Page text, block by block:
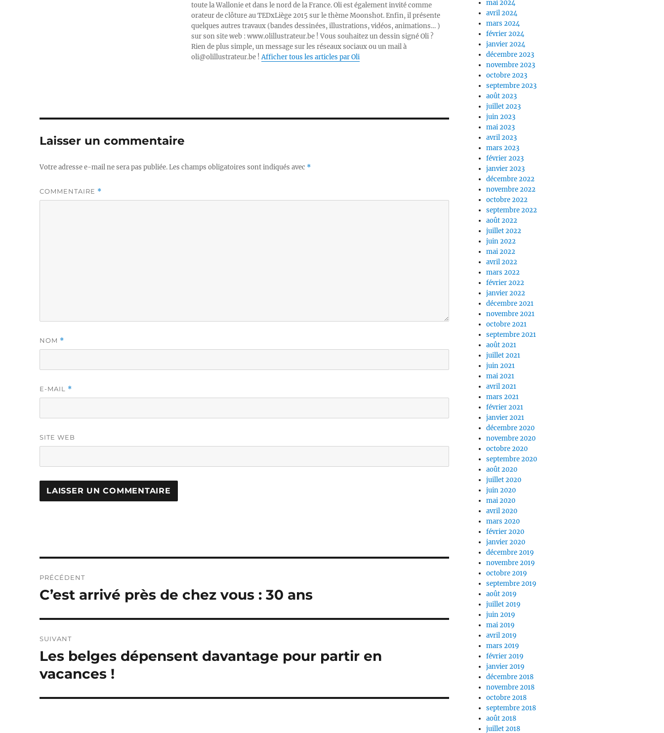
toute la Wallonie et dans le nord de la France. Oli est également invité comme
orateur de clôture au TEDxLiège 2015 sur le thème Moonshot. Enfin, il présente
quelques autres travaux (bandes dessinées, illustrations, vidéos, animations… )
sur son site web : www.olillustrateur.be ! Vous souhaitez un dessin signé Oli ?
Rien de plus simple, un message sur les réseaux sociaux ou un mail à
oli@olillustrateur.be !Afficher tous les articles par Oli
Laisser un commentaire
Votre adresse e-mail ne sera pas publiée.Les champs obligatoires sont indiqués avec *
COMMENTAIRE *
NOM *
E-MAIL *
SITE WEB
de
PRÉCÉDENT
Publication
C’est arrivé près de chez vous : 30 ans
SUIVANT
Publication
Les belges dépensent davantage pour partir en
vacances !
mai 2024
avril 2024
mars 2024
février 2024
janvier 2024
décembre 2023
novembre 2023
octobre 2023
septembre 2023
août 2023
juillet 2023
juin 2023
mai 2023
avril 2023
mars 2023
février 2023
janvier 2023
décembre 2022
novembre 2022
octobre 2022
septembre 2022
août 2022
juillet 2022
juin 2022
mai 2022
avril 2022
mars 2022
février 2022
janvier 2022
décembre 2021
novembre 2021
octobre 2021
septembre 2021
août 2021
juillet 2021
juin 2021
mai 2021
avril 2021
mars 2021
février 2021
janvier 2021
décembre 2020
novembre 2020
octobre 2020
septembre 2020
août 2020
juillet 2020
juin 2020
mai 2020
avril 2020
mars 2020
février 2020
janvier 2020
décembre 2019
novembre 2019
octobre 2019
septembre 2019
août 2019
juillet 2019
juin 2019
mai 2019
avril 2019
mars 2019
février 2019
janvier 2019
décembre 2018
novembre 2018
octobre 2018
septembre 2018
août 2018
juillet 2018